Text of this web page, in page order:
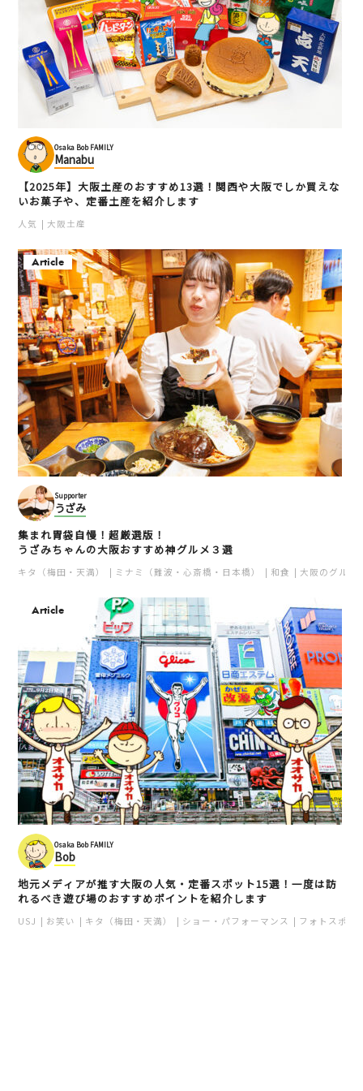
Osaka Bob FAMILY
Manabu
【2025年】大阪土産のおすすめ13選！関西や大阪でしか買えな
いお菓子や、定番土産を紹介します
人気 大阪土産
Article
Supporter
うざみ
集まれ胃袋自慢！超厳選版！
うざみちゃんの大阪おすすめ神グルメ３選
キタ（梅田・天満） ミナミ（難波・心斎橋・日本橋） 和食 大阪のグルメ
Article
Osaka Bob FAMILY
Bob
地元メディアが推す大阪の人気・定番スポット15選！一度は訪
れるべき遊び場のおすすめポイントを紹介します
USJ お笑い キタ（梅田・天満） ショー・パフォーマンス フォトスポッ